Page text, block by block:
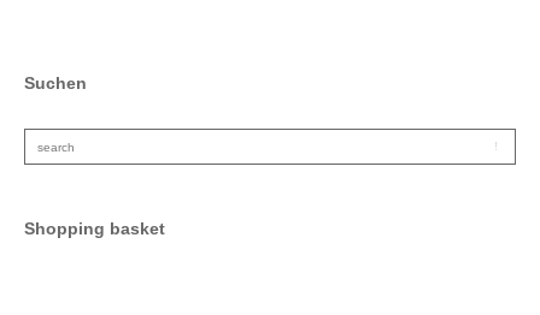
Suchen
Shopping basket